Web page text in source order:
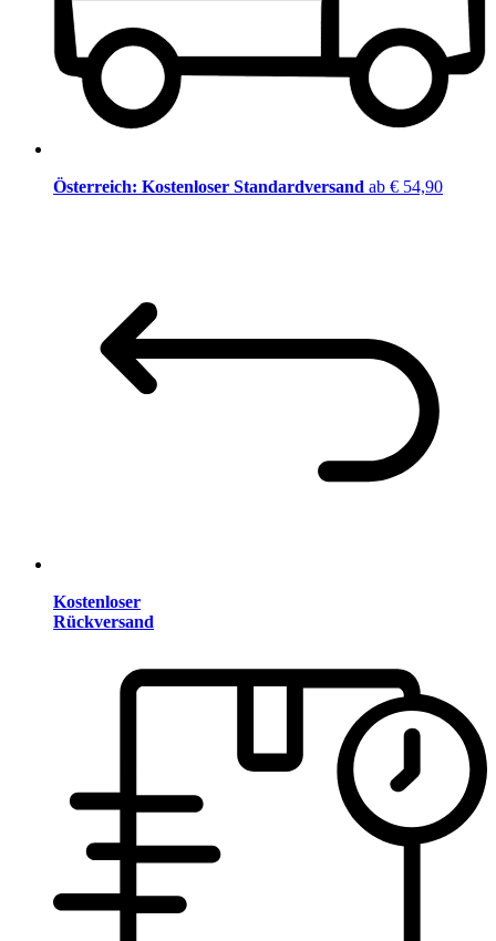
Österreich: Kostenloser Standardversand ab € 54,90
Kostenloser
Rückversand